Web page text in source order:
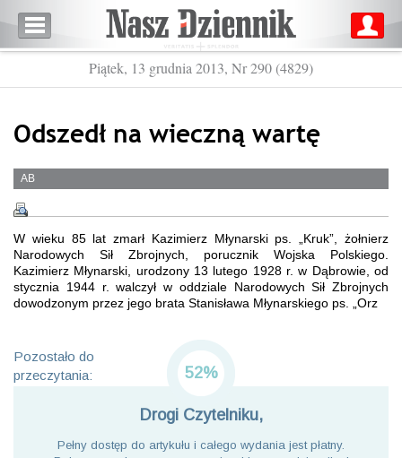
Piątek, 13 grudnia 2013, Nr 290 (4829)
Odszedł na wieczną wartę
AB
W wieku 85 lat zmarł Kazimierz Młynarski ps. „Kruk”, żołnierz
Narodowych Sił Zbrojnych, porucznik Wojska Polskiego.
Kazimierz Młynarski, urodzony 13 lutego 1928 r. w Dąbrowie, od
stycznia 1944 r. walczył w oddziale Narodowych Sił Zbrojnych
dowodzonym przez jego brata Stanisława Młynarskiego ps. „Orz
Pozostało do
przeczytania:
52%
Drogi Czytelniku,
Pełny dostęp do artykułu i całego wydania jest płatny.